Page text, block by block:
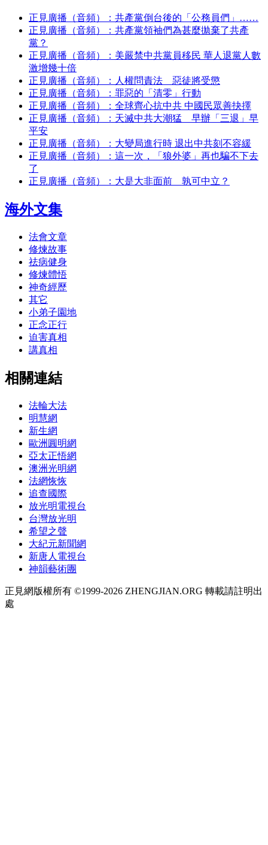
正見廣播（音頻）：共產黨倒台後的「公務員們」……
正見廣播（音頻）：共產黨領袖們為甚麼拋棄了共產
黨？
正見廣播（音頻）：美嚴禁中共黨員移民 華人退黨人數
激增幾十倍
正見廣播（音頻）：人權問責法 惡徒將受懲
正見廣播（音頻）：罪惡的「清零」行動
正見廣播（音頻）：全球齊心抗中共 中國民眾善抉擇
正見廣播（音頻）：天滅中共大潮猛 早辦「三退」早
平安
正見廣播（音頻）：大變局進行時 退出中共刻不容緩
正見廣播（音頻）：這一次，「狼外婆」再也騙不下去
了
正見廣播（音頻）：大是大非面前 孰可中立？
海外文集
法會文章
修煉故事
祛病健身
修煉體悟
神奇經歷
其它
小弟子園地
正念正行
迫害真相
講真相
相關連結
法輪大法
明慧網
新生網
歐洲圓明網
亞太正悟網
澳洲光明網
法網恢恢
追查國際
放光明電視台
台灣放光明
希望之聲
大紀元新聞網
新唐人電視台
神韻藝術團
正見網版權所有 ©1999-2026 ZHENGJIAN.ORG 轉載請註明出
處